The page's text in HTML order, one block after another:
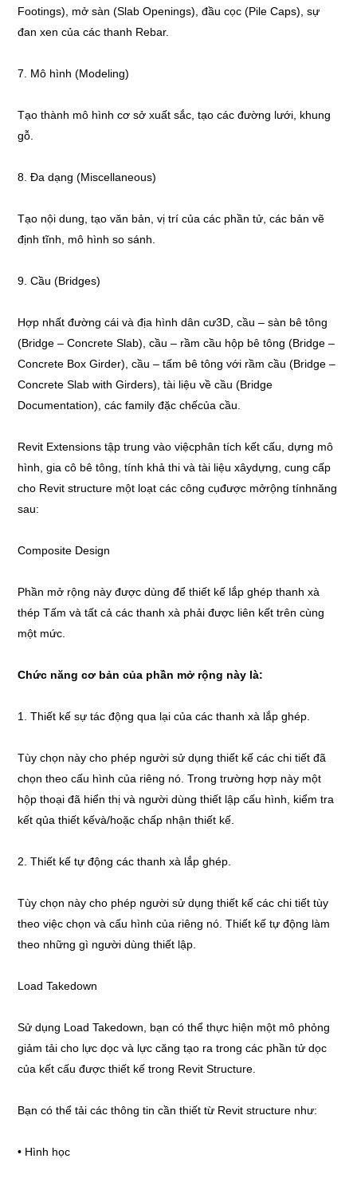
Footings), mở sàn (Slab Openings), đầu cọc (Pile Caps), sự
đan xen của các thanh Rebar.
7. Mô hình (Modeling)
Tạo thành mô hình cơ sở xuất sắc, tạo các đường lưới, khung
gỗ.
8. Đa dạng (Miscellaneous)
Tạo nội dung, tạo văn bản, vị trí của các phần tử, các bản vẽ
định tĩnh, mô hình so sánh.
9. Cầu (Bridges)
Hợp nhất đường cái và địa hình dân cư3D, cầu – sàn bê tông
(Bridge – Concrete Slab), cầu – rầm cầu hộp bê tông (Bridge –
Concrete Box Girder), cầu – tấm bê tông với rầm cầu (Bridge –
Concrete Slab with Girders), tài liệu về cầu (Bridge
Documentation), các family đặc chếcủa cầu.
Revit Extensions tập trung vào việcphân tích kết cấu, dựng mô
hình, gia cô bê tông, tính khả thi và tài liệu xâydựng, cung cấp
cho Revit structure một loạt các công cụđược mởrộng tínhnăng
sau:
Composite Design
Phần mở rộng này được dùng để thiết kế lắp ghép thanh xà
thép Tấm và tất cả các thanh xà phải được liên kết trên cùng
một mức.
Chức năng cơ bản của phần mở rộng này là:
1. Thiết kế sự tác động qua lại của các thanh xà lắp ghép.
Tùy chọn này cho phép người sử dụng thiết kế các chi tiết đã
chọn theo cấu hình của riêng nó. Trong trường hợp này một
hộp thoại đã hiển thị và người dùng thiết lập cấu hình, kiểm tra
kết qủa thiết kếvà/hoặc chấp nhận thiết kế.
2. Thiết kế tự động các thanh xà lắp ghép.
Tùy chọn này cho phép người sử dụng thiết kế các chi tiết tùy
theo việc chọn và cấu hình của riêng nó. Thiết kế tự động làm
theo những gì người dùng thiết lập.
Load Takedown
Sử dụng Load Takedown, bạn có thể thực hiện một mô phỏng
giảm tải cho lực dọc và lực căng tạo ra trong các phần tử dọc
của kết cấu được thiết kế trong Revit Structure.
Bạn có thể tải các thông tin cần thiết từ Revit structure như:
• Hình học